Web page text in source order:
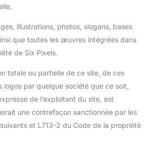
illustrations, photos, slogans, bases
que toutes les œuvres intégrées dans
de Six Pixels.
totale ou partielle de ce site, de ces
logos par quelque société que ce soit,
de l’exploitant du site, est
une contrefaçon sanctionnée par les
et L713-2 du Code de la propriété